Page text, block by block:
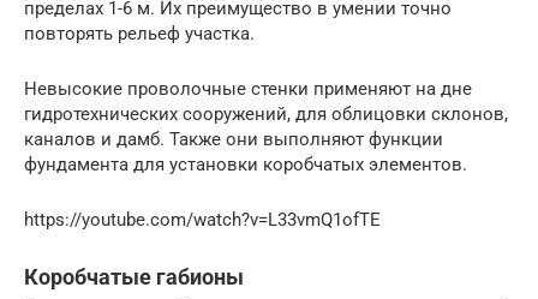
пределах 1-6 м. Их преимущество в умении точно
повторять рельеф участка.
Невысокие проволочные стенки применяют на дне
гидротехнических сооружений, для облицовки склонов,
каналов и дамб. Также они выполняют функции
фундамента для установки коробчатых элементов.
https://youtube.com/watch?v=L33vmQ1ofTE
Коробчатые габионы